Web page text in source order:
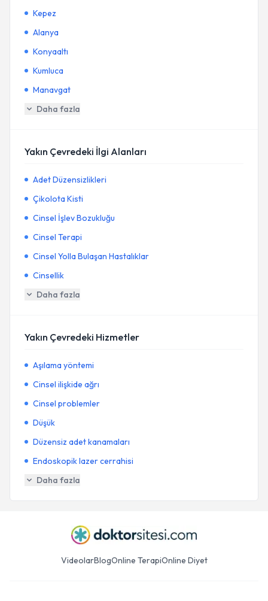
Kepez
Alanya
Konyaaltı
Kumluca
Manavgat
Daha fazla
Yakın Çevredeki İlgi Alanları
Adet Düzensizlikleri
Çikolota Kisti
Cinsel İşlev Bozukluğu
Cinsel Terapi
Cinsel Yolla Bulaşan Hastalıklar
Cinsellik
Daha fazla
Yakın Çevredeki Hizmetler
Aşılama yöntemi
Cinsel ilişkide ağrı
Cinsel problemler
Düşük
Düzensiz adet kanamaları
Endoskopik lazer cerrahisi
Daha fazla
VideolarBlogOnline TerapiOnline Diyet